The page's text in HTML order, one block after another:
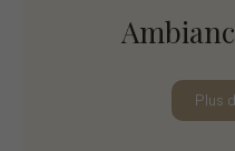
Plus